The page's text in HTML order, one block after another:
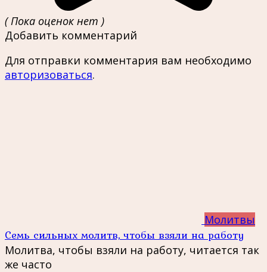
( Пока оценок нет )
Добавить комментарий
Для отправки комментария вам необходимо
авторизоваться.
Молитвы
Семь сильных молитв, чтобы взяли на работу
Молитва, чтобы взяли на работу, читается так
же часто